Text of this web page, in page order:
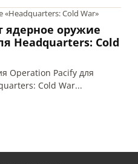
Cold War»
ядерное оружие
Headquarters: Cold
Operation Pacify для
Cold War...